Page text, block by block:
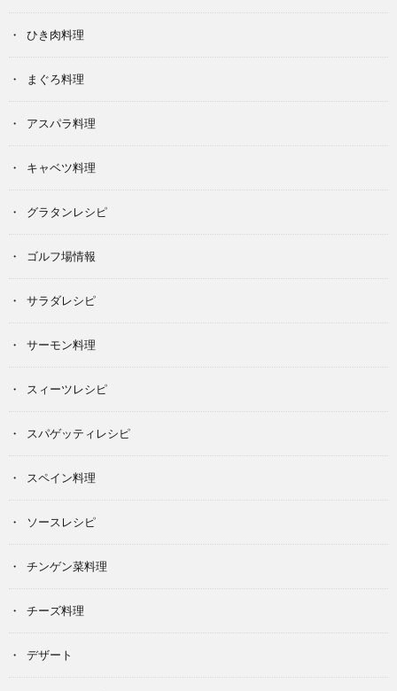
ひき肉料理
まぐろ料理
アスパラ料理
キャベツ料理
グラタンレシピ
ゴルフ場情報
サラダレシピ
サーモン料理
スィーツレシピ
スパゲッティレシピ
スペイン料理
ソースレシピ
チンゲン菜料理
チーズ料理
デザート